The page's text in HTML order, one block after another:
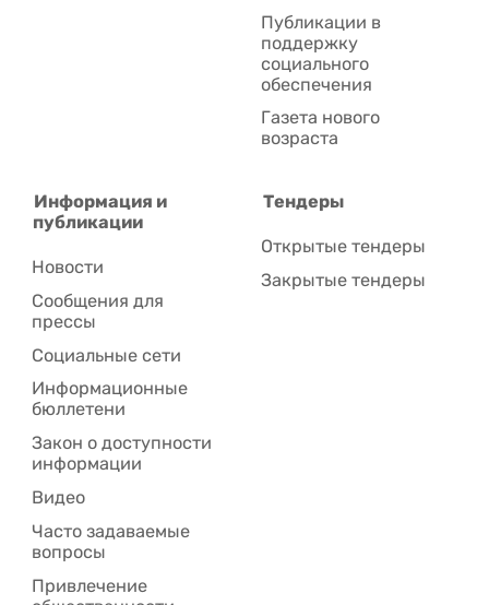
Публикации в
поддержку
социального
обеспечения
Газета нового
возраста
Информация и
публикации
Новости
Сообщения для
прессы
Социальные сети
Информационные
бюллетени
Закон о доступности
информации
Видео
Часто задаваемые
вопросы
Привлечение
Тендеры
Открытые тендеры
Закрытые тендеры